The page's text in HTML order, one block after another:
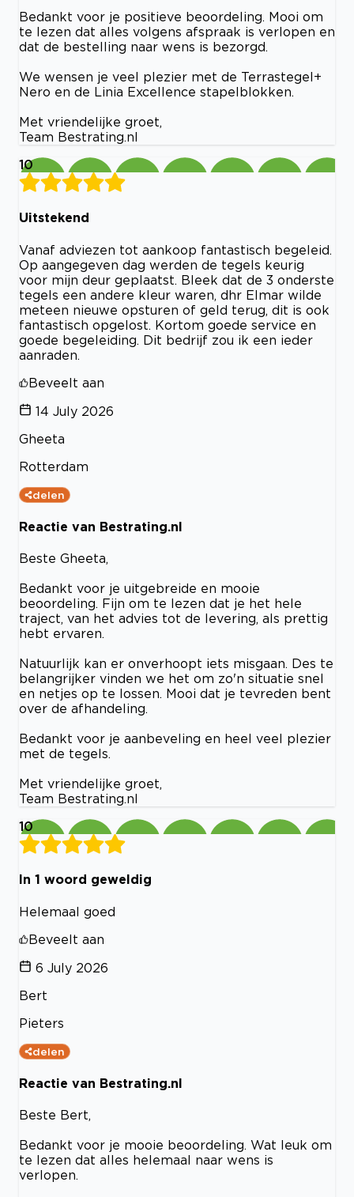
Bedankt voor je positieve beoordeling. Mooi om
te lezen dat alles volgens afspraak is verlopen en
dat de bestelling naar wens is bezorgd.
We wensen je veel plezier met de Terrastegel+
Nero en de Linia Excellence stapelblokken.
Met vriendelijke groet,
Team Bestrating.nl
10
Uitstekend
Vanaf adviezen tot aankoop fantastisch begeleid.
Op aangegeven dag werden de tegels keurig
voor mijn deur geplaatst. Bleek dat de 3 onderste
tegels een andere kleur waren, dhr Elmar wilde
meteen nieuwe opsturen of geld terug, dit is ook
fantastisch opgelost. Kortom goede service en
goede begeleiding. Dit bedrijf zou ik een ieder
aanraden.
Beveelt aan
14 July 2026
Gheeta
Rotterdam
delen
Reactie van Bestrating.nl
Beste Gheeta,
Bedankt voor je uitgebreide en mooie
beoordeling. Fijn om te lezen dat je het hele
traject, van het advies tot de levering, als prettig
hebt ervaren.
Natuurlijk kan er onverhoopt iets misgaan. Des te
belangrijker vinden we het om zo'n situatie snel
en netjes op te lossen. Mooi dat je tevreden bent
over de afhandeling.
Bedankt voor je aanbeveling en heel veel plezier
met de tegels.
Met vriendelijke groet,
Team Bestrating.nl
10
In 1 woord geweldig
Helemaal goed
Beveelt aan
6 July 2026
Bert
Pieters
delen
Reactie van Bestrating.nl
Beste Bert,
Bedankt voor je mooie beoordeling. Wat leuk om
te lezen dat alles helemaal naar wens is
verlopen.